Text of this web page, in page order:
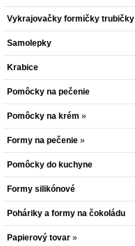
Vykrajovačky formičky trubičky
Samolepky
Krabice
Pomôcky na pečenie
Pomôcky na krém »
Formy na pečenie »
Pomôcky do kuchyne
Formy silikónové
Poháriky a formy na čokoládu
Papierový tovar »